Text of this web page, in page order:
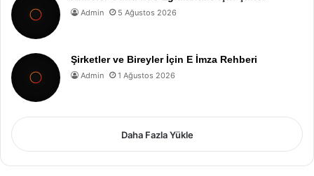
Admin 5 Ağustos 2026
Şirketler ve Bireyler İçin E İmza Rehberi
Admin 1 Ağustos 2026
Daha Fazla Yükle